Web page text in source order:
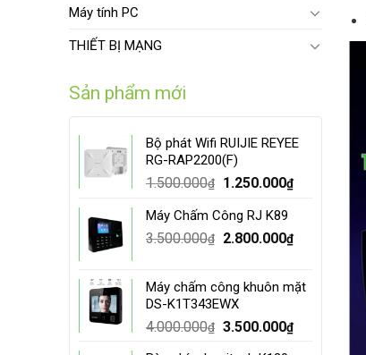
Máy tính PC
THIẾT BỊ MẠNG
Sản phẩm mới
Bộ phát Wifi RUIJIE REYEE
RG-RAP2200(F)
1.500.000₫
Original
was:
1.500.000₫.
1.250.000₫Current
1.250.000₫.
Máy Chấm Công RJ K89
3.500.000₫
Original
3.500.000₫.
2.800.000₫Current
2.800.000₫.
Máy chấm công khuôn mặt
DS-K1T343EWX
4.000.000₫ Original
3.500.000₫Current